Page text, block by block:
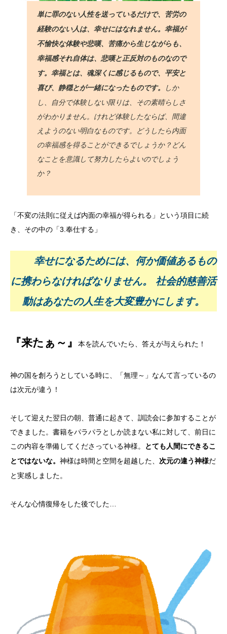
単に罪のない人性を送っているだけで、苦労の
経験のない人は、幸せにはなれません。幸福が
不愉快な体験や悲嘆、苦痛から生じながらも、
幸福感それ自体は、悲嘆と正反対のものなので
す。幸福とは、魂深くに感じるもので、平安と
喜び、静穏とが一緒になったものです。
しか
し、自分で体験しない限りは、その素晴らしさ
がわかりません。けれど体験したならば、間違
えようのない明白なものです。どうしたら内面
の幸福感を得ることができるでしょうか？どん
なことを意識して努力したらよいのでしょう
か？
「不変の法則に従えば内面の幸福が得られる」という項目に続
き、その中の「3.奉仕する」
幸せになるためには、何か価値あるもの
に携わらなければなりません。
社会的慈善活
動はあなたの人生を大変豊かにします。
『来たぁ～』 本を読んでいたら、答えが与えられた！
神の国を創ろうとしている時に、「無理～」なんて言っているの
は次元が違う！
そして迎えた翌日の朝、普通に起きて、訓読会に参加することが
できました。書籍をパラパラとしか読まない私に対して、前日に
この内容を準備してくださっている神様。
とても人間にできるこ
とではないな。 神様は時間と空間を超越した、 次元の違う神様だ
と実感しました。
そんな心情復帰をした後でした…